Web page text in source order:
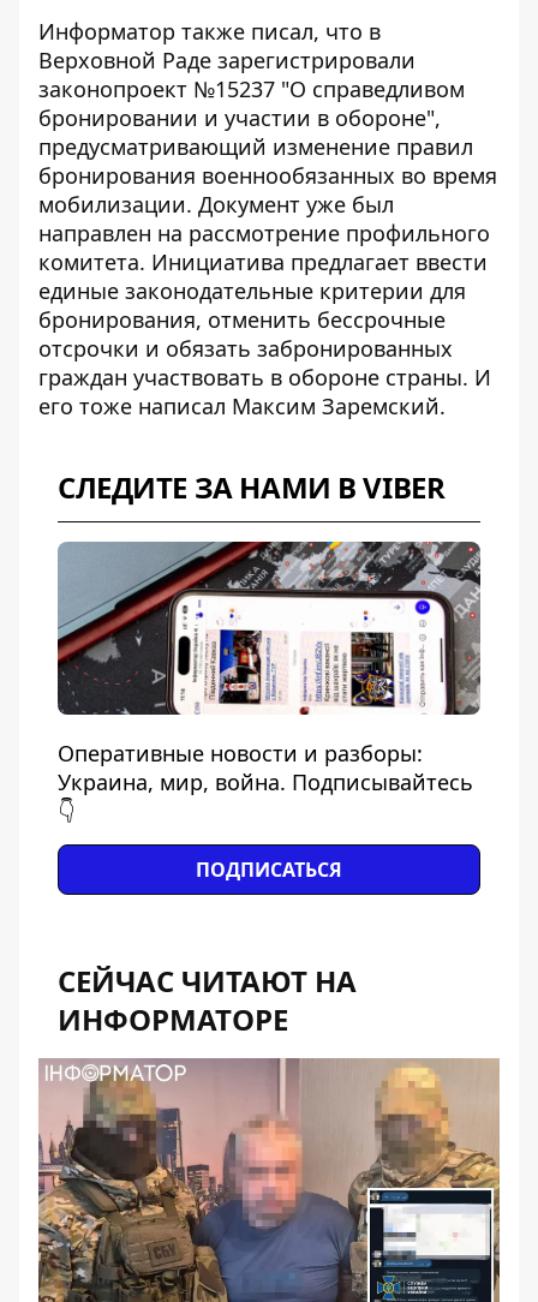
Информатор также писал, что в
Верховной Раде зарегистрировали
законопроект №15237 "О справедливом
бронировании и участии в обороне",
предусматривающий изменение правил
бронирования военнообязанных во время
мобилизации. Документ уже был
направлен на рассмотрение профильного
комитета. Инициатива предлагает ввести
единые законодательные критерии для
бронирования, отменить бессрочные
отсрочки и обязать забронированных
граждан участвовать в обороне страны. И
его тоже написал Максим Заремский.
СЛЕДИТЕ ЗА НАМИ В VIBER
Оперативные новости и разборы:
Украина, мир, война. Подписывайтесь
👇
ПОДПИСАТЬСЯ
СЕЙЧАС ЧИТАЮТ НА
ИНФОРМАТОРЕ